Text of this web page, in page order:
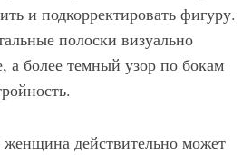
и подкорректировать фигуру.
полоски визуально
а более темный узор по бокам
действительно может